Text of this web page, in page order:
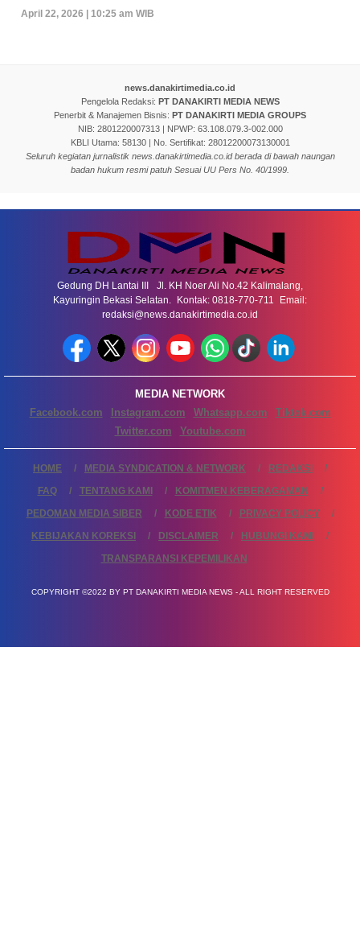
April 22, 2026 | 10:25 am WIB
news.danakirtimedia.co.id
Pengelola Redaksi: PT DANAKIRTI MEDIA NEWS
Penerbit & Manajemen Bisnis: PT DANAKIRTI MEDIA GROUPS
NIB: 2801220007313 | NPWP: 63.108.079.3-002.000
KBLI Utama: 58130 | No. Sertifikat: 28012200073130001
Seluruh kegiatan jurnalistik news.danakirtimedia.co.id berada di bawah naungan
badan hukum resmi patuh Sesuai UU Pers No. 40/1999.
Gedung DH Lantai III Jl. KH Noer Ali No.42 Kalimalang,
Kayuringin Bekasi Selatan. Kontak: 0818-770-711 Email:
redaksi@news.danakirtimedia.co.id
MEDIA NETWORK
Facebook.com
Instagram.com Whatsapp.com
Tiktok.com
Twitter.com
Youtube.com
HOME MEDIA SYNDICATION & NETWORK
REDAKSI
FAQ
TENTANG KAMI
KOMITMEN KEBERAGAMAN
PEDOMAN MEDIA SIBER
KODE ETIK
PRIVACY POLICY
KEBIJAKAN KOREKSI
DISCLAIMER
HUBUNGI KAMI
TRANSPARANSI KEPEMILIKAN
COPYRIGHT ©2022 BY PT DANAKIRTI MEDIA NEWS - ALL RIGHT RESERVED